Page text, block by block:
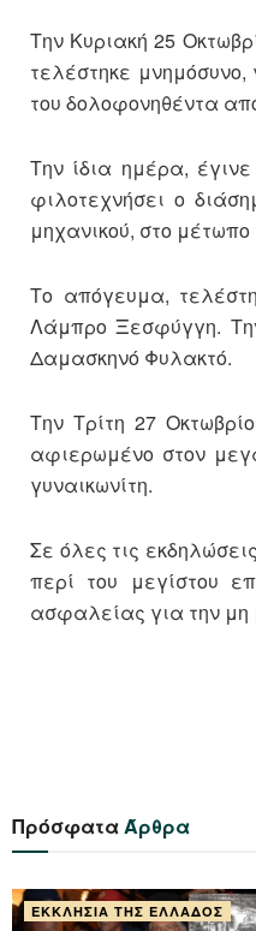
Την Κυριακή 25
τελέστηκε
του δολοφονηθέντα
Την ίδια ημέρα,
φιλοτεχνήσει ο
μηχανικού, στο μέτωπο
Το απόγευμα,
Λάμπρο Ξεσφύγγη.
Δαμασκηνό Φυλακτό.
Την Τρίτη 27
αφιερωμένο στον
γυναικωνίτη.
Σε όλες τις
περί του μεγίστου
ασφαλείας για την μη
ΠρόσφαταΆρθρα
ΕΚΚΛΗΣΊΑ ΤΗΣ ΕΛΛΆΔΟΣ